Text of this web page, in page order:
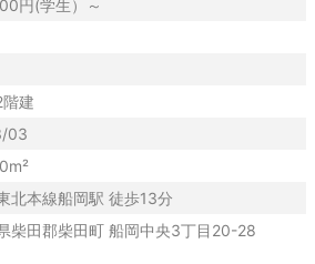
円(学生）～
建
03
北本線船岡駅 徒歩13分
柴田郡柴田町 船岡中央3丁目20-28